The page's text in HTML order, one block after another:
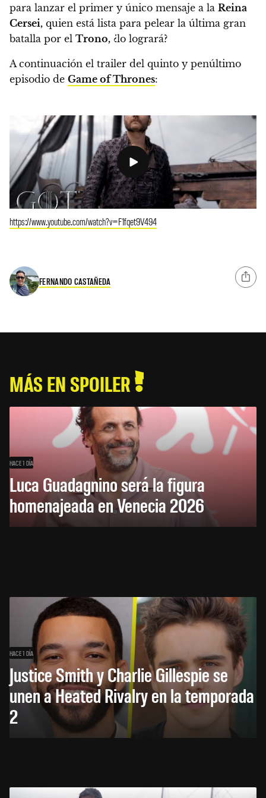
para lanzar el primer y único mensaje a la Reina
Cersei, quien está lista para pelear la última gran
batalla por el Trono, ¿lo logrará?
A continuación el trailer del quinto y penúltimo
episodio de Game of Thrones:
https://www.youtube.com/watch?v=F1fqet9V494
FERNANDO CASTAÑEDA
MÁS EN SPOILER
HACE 1 DÍA
Luca Guadagnino será la figura
homenajeada en Venecia 2026
HACE 1 DÍA
Justice Smith y Charlie Gillespie se
unen a Heated Rivalry en la temporada
2